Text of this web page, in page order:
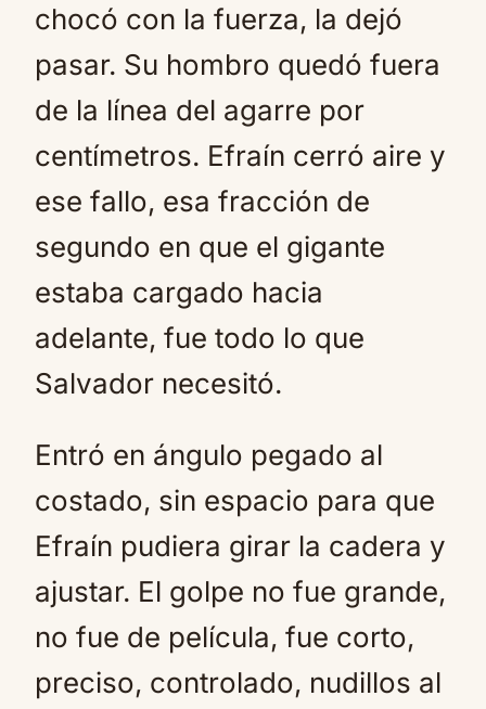
chocó con la fuerza, la dejó
pasar. Su hombro quedó fuera
de la línea del agarre por
centímetros. Efraín cerró aire y
ese fallo, esa fracción de
segundo en que el gigante
estaba cargado hacia
adelante, fue todo lo que
Salvador necesitó.
Entró en ángulo pegado al
costado, sin espacio para que
Efraín pudiera girar la cadera y
ajustar. El golpe no fue grande,
no fue de película, fue corto,
preciso, controlado, nudillos al